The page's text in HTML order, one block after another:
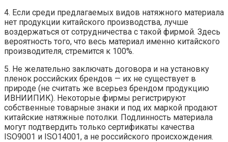
4. Если среди предлагаемых видов натяжного материала
нет продукции китайского производства, лучше
воздержаться от сотрудничества с такой фирмой. Здесь
вероятность того, что весь материал именно китайского
производителя, стремится к 100%.
5. Не желательно заключать договора и на установку
пленок российских брендов — их не существует в
природе (не считать же всерьез брендом продукцию
ИВНИИПИК). Некоторые фирмы регистрируют
собственные товарные знаки и под их маркой продают
китайские натяжные потолки. Подлинность материала
могут подтвердить только сертификаты качества
ISO9001 и ISO14001, а не российского происхождения.